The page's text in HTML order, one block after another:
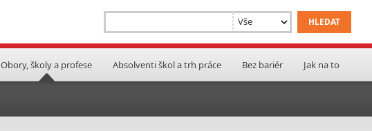
Obory, školy a profese Absolventi škol a trh práce Bez bariér Jak na to